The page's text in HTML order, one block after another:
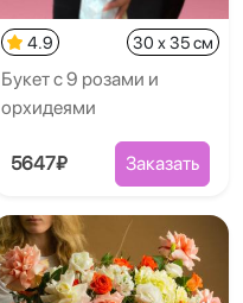
4.9 30 x 35 см
Букет с 9 розами и
орхидеями
5647₽ Заказать